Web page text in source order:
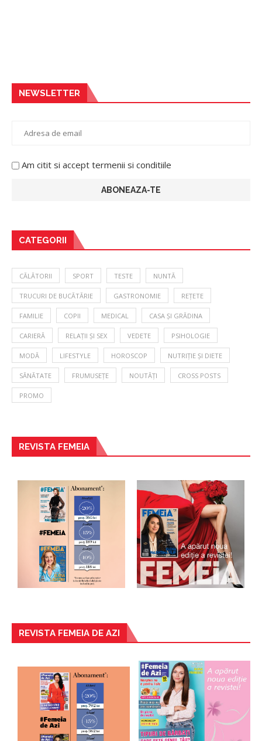
NEWSLETTER
Am citit si accept termenii si conditiile
CATEGORII
CĂLĂTORII SPORT TESTE NUNTĂ
TRUCURI DE BUCĂTĂRIE GASTRONOMIE REȚETE
FAMILIE COPII MEDICAL CASA ȘI GRĂDINA
CARIERĂ RELAȚII ȘI SEX VEDETE PSIHOLOGIE
MODĂ LIFESTYLE HOROSCOP NUTRIȚIE ȘI DIETE
SĂNĂTATE FRUMUSEȚE NOUTĂȚI CROSS POSTS
PROMO
REVISTA FEMEIA
REVISTA FEMEIA DE AZI